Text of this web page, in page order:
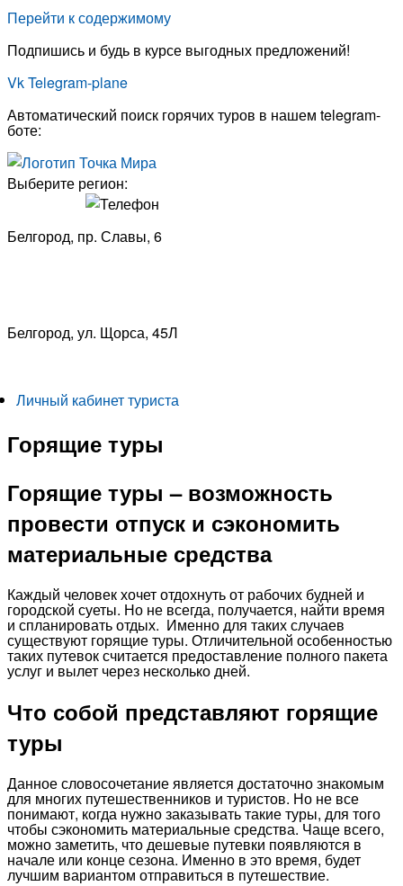
Перейти к содержимому
Подпишись и будь в курсе выгодных предложений!
VkTelegram-plane
Автоматический поиск горячих туров в нашем telegram-
боте:
Выберите регион:
Белгород, пр. Славы, 6
Белгород, ​ ул. Щорса, 45Л
Личный кабинет туриста
Горящие туры
Горящие туры – возможность
провести отпуск и сэкономить
материальные средства
Каждый человек хочет отдохнуть от рабочих будней и
городской суеты. Но не всегда, получается, найти время
и спланировать отдых. Именно для таких случаев
существуют горящие туры. Отличительной особенностью
таких путевок считается предоставление полного пакета
услуг и вылет через несколько дней.
Что собой представляют горящие
туры
Данное словосочетание является достаточно знакомым
для многих путешественников и туристов. Но не все
понимают, когда нужно заказывать такие туры, для того
чтобы сэкономить материальные средства. Чаще всего,
можно заметить, что дешевые путевки появляются в
начале или конце сезона. Именно в это время, будет
лучшим вариантом отправиться в путешествие.